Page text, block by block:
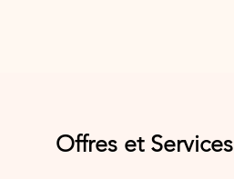
Offres et Services